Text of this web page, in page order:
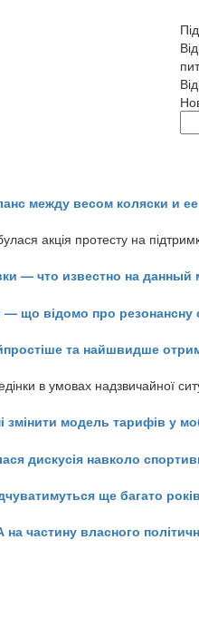
между весом коляски и
акція протесту на
— что известно на данный
— що відомо про резонансну
та найшвидше
в умовах надзвичайної
змінити модель тарифів у
дискусія навколо
ще багато років
частину власного